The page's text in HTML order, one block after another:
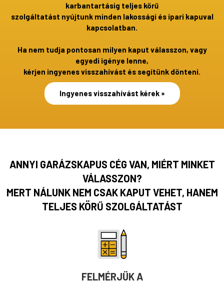
karbantartásig teljes körű
szolgáltatást nyújtunk minden lakossági és ipari kapuval
kapcsolatban.
Ha nem tudja pontosan milyen kaput válasszon, vagy
egyedi igénye lenne,
kérjen ingyenes visszahívást és segítünk dönteni.
Ingyenes visszahívást kérek »
ANNYI GARÁZSKAPUS CÉG VAN, MIÉRT MINKET
VÁLASSZON?
MERT NÁLUNK NEM CSAK KAPUT VEHET, HANEM
TELJES KÖRŰ SZOLGÁLTATÁST
FELMÉRJÜK A